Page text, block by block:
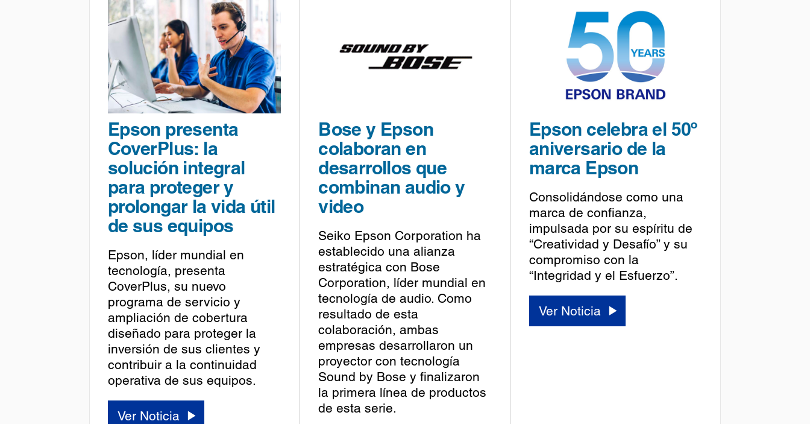
Epson presenta
CoverPlus: la
solución integral
para proteger y
prolongar la vida útil
de sus equipos
Epson, líder mundial en
tecnología, presenta
CoverPlus, su nuevo
programa de servicio y
ampliación de cobertura
diseñado para proteger la
inversión de sus clientes y
contribuir a la continuidad
operativa de sus equipos.
Ver Noticia
Bose y Epson
colaboran en
desarrollos que
combinan audio y
video
Seiko Epson Corporation ha
establecido una alianza
estratégica con Bose
Corporation, líder mundial en
tecnología de audio. Como
resultado de esta
colaboración, ambas
empresas desarrollaron un
proyector con tecnología
Sound by Bose y finalizaron
la primera línea de productos
de esta serie.
Epson celebra el 50º
aniversario de la
marca Epson
Consolidándose como una
marca de confianza,
impulsada por su espíritu de
“Creatividad y Desafío” y su
compromiso con la
“Integridad y el Esfuerzo”.
Ver Noticia